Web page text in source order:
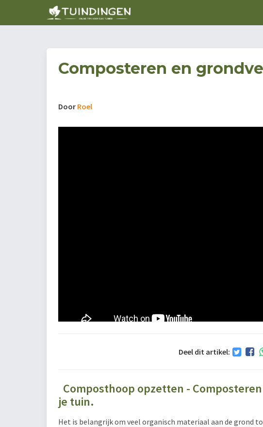
Composteren en
Door Roel
Deel dit artikel:
Composthoop opzetten -
je tuin.
Het is belangrijk om veel organisch materiaal aan de grond